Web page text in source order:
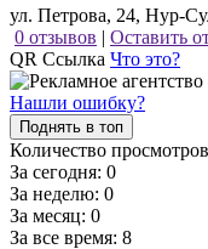
ул. Петрова, 24, Нур-
0 отзывов | Оставить
QR Ссылка Что это?
Нашли ошибку?
Поднять в топ
Количество
За сегодня: 0
За неделю: 0
За месяц: 0
За все время: 8